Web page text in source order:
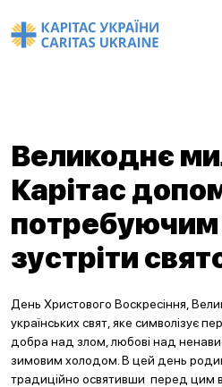
Великоднє
Карітас
потребуючим
зустріти
День Христового Воскресіння,
українських свят, яке символізує
добра над злом, любові над
зимовим холодом. В цей день
традиційно освятивши перед цим